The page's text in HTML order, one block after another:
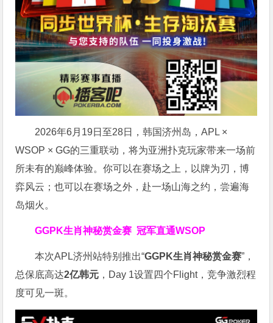
2026年6月19日至28日，韩国济州岛，APL ×
WSOP × GG的三重联动，将为亚洲扑克玩家带来一场前
所未有的巅峰体验。你可以在赛场之上，以牌为刃，博
弈风云；也可以在赛场之外，赴一场山海之约，尝遍海
岛烟火。
GGPK生肖神秘赏金赛冠军直通WSOP
本次APL济州站特别推出“GGPK生肖神秘赏金赛”，
总保底高达2亿韩元 ，Day 1设置四个Flight，竞争激烈程
度可见一斑。